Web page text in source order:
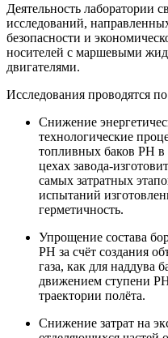
Деятельность лаборатории
исследований,
безопасности и
носителей с маршевыми
двигателями.
Исследования проводятся
Снижение
технологические
топливных баков РН в
цехах завода-
самых затратных
испытаний
герметичность.
Упрощение состава
РН за счёт создания
газа, как для наддува
движением ступени
траектории полёта.
Снижение затрат на